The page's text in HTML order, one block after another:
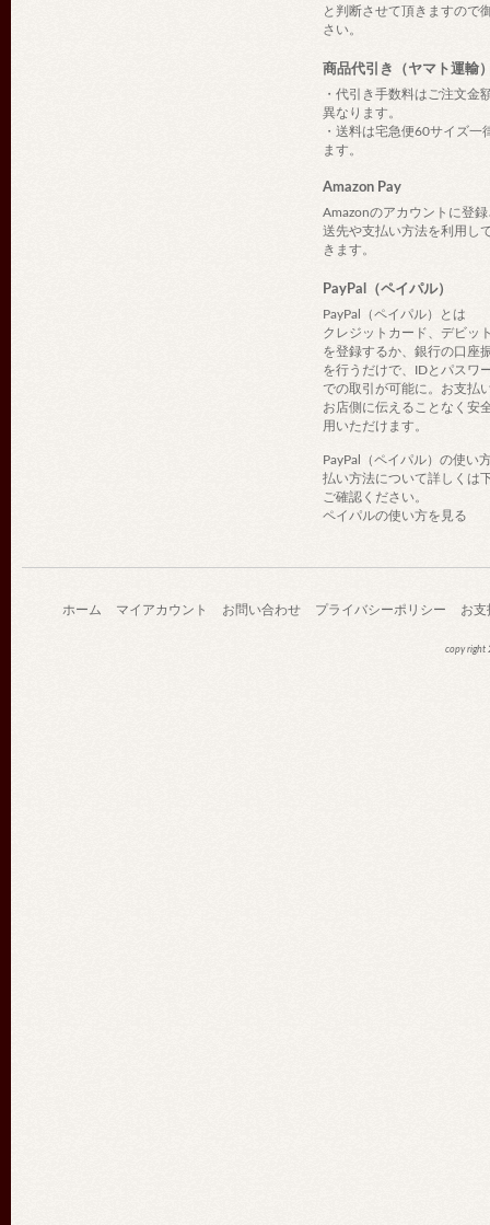
と判断させて頂きますので
さい。
商品代引き（ヤマト運輸
・代引き手数料はご注文金
異なります。
・送料は宅急便60サイズ一
ます。
Amazon Pay
Amazonのアカウントに登
送先や支払い方法を利用し
きます。
PayPal（ペイパル）
PayPal（ペイパル）とは
クレジットカード、デビッ
を登録するか、銀行の口座
を行うだけで、IDとパスワ
での取引が可能に。お支払
お店側に伝えることなく安
用いただけます。
PayPal（ペイパル）の使い
払い方法について詳しくは
ご確認ください。
ペイパルの使い方を見る
ホーム マイアカウント お問い合わせ プライバシーポリシー お支
copy right